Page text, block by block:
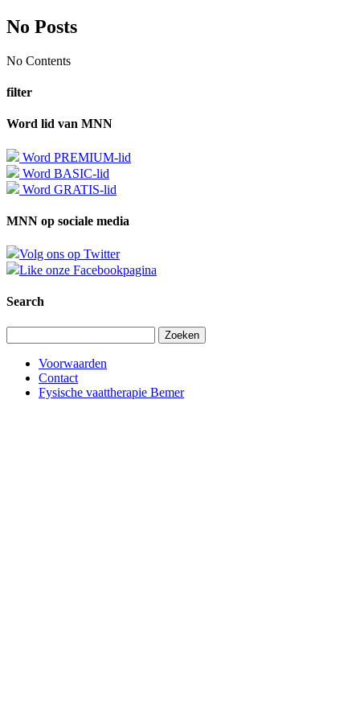
No Posts
No Contents
filter
Word lid van MNN
Word PREMIUM-lid
Word BASIC-lid
Word GRATIS-lid
MNN op sociale media
Volg ons op Twitter
Like onze Facebookpagina
Search
naar:
Voorwaarden
Contact
Fysische vaattherapie Bemer